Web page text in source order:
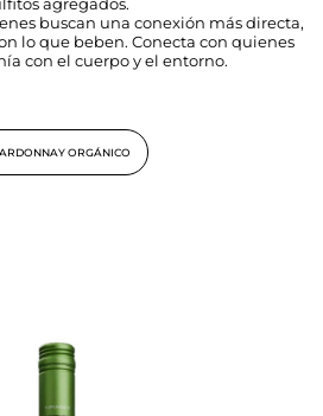
buscan una conexión más directa,
lo que beben. Conecta con quienes
con el cuerpo y el entorno.
ORGÁNICO